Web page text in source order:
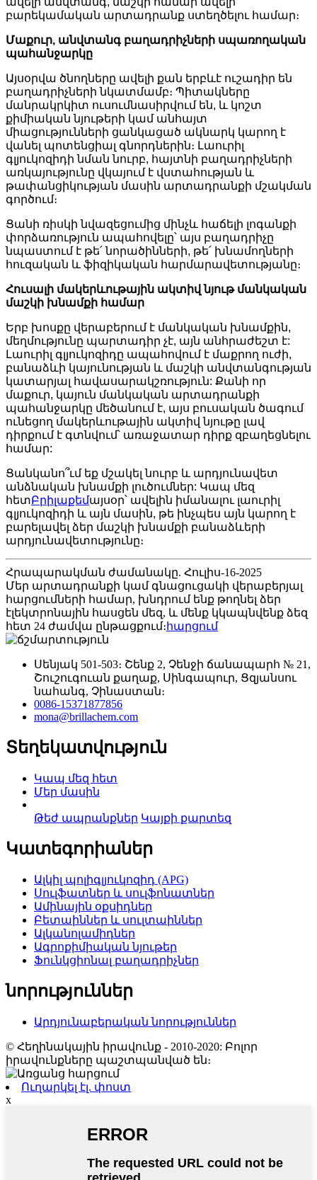
բարեկամական արտադրանք ստեղծելու համար։
Մաքուր, անվտանգ բաղադրիչների սպառողական
պահանջարկը
Այսօրվա ծնողները ավելի քան երբևէ ուշադիր են
բաղադրիչների նկատմամբ։ Պիտակները
մանրակրկիտ ուսումնասիրվում են, և կոշտ
քիմիական նյութերի կամ անհայտ
միացությունների ցանկացած ակնարկ կարող է
վանել պոտենցիալ գնորդներին։ Լաուրիլ
գլյուկոզիդի նման նուրբ, հայտնի բաղադրիչների
առկայությունը վկայում է վստահության և
թափանցիկության մասին արտադրանքի մշակման
գործում։
Ցանի ռիսկի նվազեցումից մինչև հաճելի լոգանքի
փորձառություն ապահովելը՝ այս բաղադրիչը
նպաստում է թե՛ նորածինների, թե՛ խնամողների
հուզական և ֆիզիկական հարմարավետությանը։
Հուսալի մակերևութային ակտիվ նյութ մանկական
մաշկի խնամքի համար
Երբ խոսքը վերաբերում է մանկական խնամքին,
մեղմությունը պարտադիր չէ, այն անհրաժեշտ է:
Լաուրիլ գլյուկոզիդը ապահովում է մաքրող ուժի,
բանաձևի կայունության և մաշկի անվտանգության
կատարյալ հավասարակշռություն: Քանի որ
մաքուր, կայուն մանկական արտադրանքի
պահանջարկը մեծանում է, այս բուսական ծագում
ունեցող մակերևութային ակտիվ նյութը լավ
դիրքում է գտնվում՝ առաջատար դիրք զբաղեցնելու
համար:
Ցանկանո՞ւմ եք մշակել նուրբ և արդյունավետ
անձնական խնամքի լուծումներ: Կապ մեզ
հետԲրիլաքեմայսօր՝ ավելին իմանալու լաուրիլ
գլյուկոզիդի և այն մասին, թե ինչպես այն կարող է
բարելավել ձեր մաշկի խնամքի բանաձևերի
արդյունավետությունը։
Հրապարակման ժամանակը. Հուլիս-16-2025
Մեր արտադրանքի կամ գնացուցակի վերաբերյալ
հարցումների համար, խնդրում ենք թողնել ձեր
էլեկտրոնային հասցեն մեզ, և մենք կկապնվենք ձեզ
հետ 24 ժամվա ընթացքում։ հարցում
Սենյակ 501-503։ Շենք 2, Չենջի ճանապարհ № 21,
Շուշուգուան քաղաք, Սինգապուր, Ցզյանսու
նահանգ, Չինաստան։
0086-15371877856
mona@brillachem.com
Տեղեկատվություն
Կապ մեզ հետ
Մեր մասին
Թեժ ապրանքներ Կայքի քարտեզ
Կատեգորիաներ
Ալկիլ պոլիգլյուկոզիդ (APG)
Սուլֆատներ և սուլֆոնատներ
Ամինային օքսիդներ
Բետաիններ և սուլտաիններ
Ալկանոլամիդներ
Ագրոքիմիական նյութեր
Ֆունկցիոնալ բաղադրիչներ
նորություններ
Արդյունաբերական նորություններ
© Հեղինակային իրավունք - 2010-2020: Բոլոր
իրավունքները պաշտպանված են։
Ուղարկել էլ. փոստ
x